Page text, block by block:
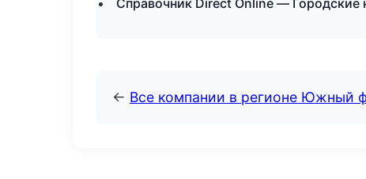
Справочник Direct Online — Городские
← Все компании в регионе Южный